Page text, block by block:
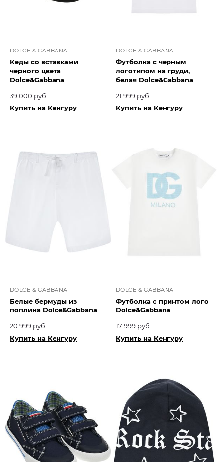
DOLCE & GABBANA
Кеды со вставками
черного цвета
Dolce&Gabbana
39 000 руб.
Купить на Кенгуру
DOLCE & GABBANA
Футболка с черным
логотипом на груди,
белая Dolce&Gabbana
21 999 руб.
Купить на Кенгуру
DOLCE & GABBANA
Белые бермуды из
поплина Dolce&Gabbana
20 999 руб.
Купить на Кенгуру
DOLCE & GABBANA
Футболка с принтом лого
Dolce&Gabbana
17 999 руб.
Купить на Кенгуру